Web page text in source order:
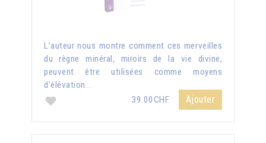
L’auteur nous montre comment ces merveilles
du règne minéral, miroirs de la vie divine,
peuvent être utilisées comme moyens
d’élévation...
39.00CHF
Ajouter